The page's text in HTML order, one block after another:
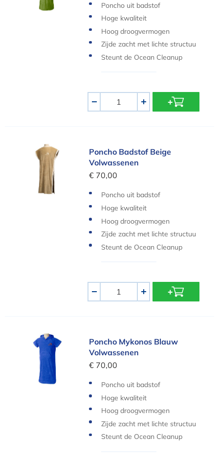
Poncho uit badstof
Hoge kwaliteit
Hoog droogvermogen
Zijde zacht met lichte structuu
r
Steunt de Ocean Cleanup
+
Poncho Badstof Beige Volwassenen
Poncho Badstof Beige
Volwassenen
€ 70,00
Poncho uit badstof
Hoge kwaliteit
Hoog droogvermogen
Zijde zacht met lichte structuu
r
Steunt de Ocean Cleanup
+
Poncho Mykonos Blauw Volwassenen
Poncho Mykonos Blauw
Volwassenen
€ 70,00
Poncho uit badstof
Hoge kwaliteit
Hoog droogvermogen
Zijde zacht met lichte structuu
r
Steunt de Ocean Cleanup